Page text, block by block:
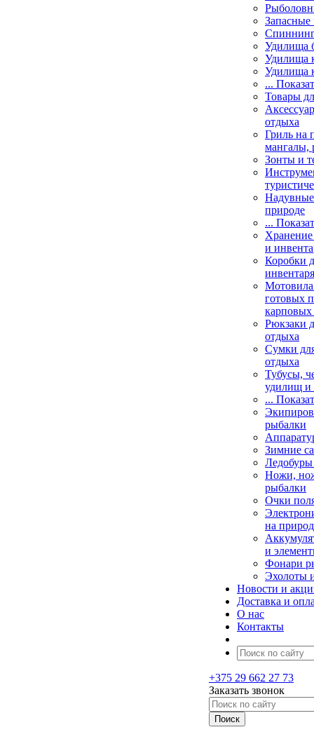
Запасные
Удилища
Удилища
Удилища
...
Товары
отдыха
Гриль на
мангалы,
Зонты и
природе
...
Хранение
и
Коробки
готовых
карповых
Рюкзаки
отдыха
Сумки
отдыха
Тубусы,
удилищ и
...
рыбалки
Зимние
Ножи,
рыбалки
Очки
на
и
Фонари
Эхолоты
Новости и
Доставка и
О нас
Контакты
+375 29 662 27 73
Заказать звонок